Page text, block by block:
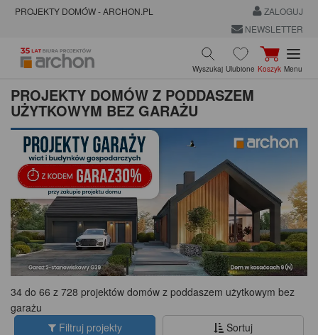
PROJEKTY DOMÓW - ARCHON.PL
ZALOGUJ
NEWSLETTER
Wyszukaj Ulubione Koszyk Menu
PROJEKTY DOMÓW Z PODDASZEM
UŻYTKOWYM BEZ GARAŻU
34 do 66 z 728 projektów domów z poddaszem użytkowym bez
garażu
Filtruj projekty
Sortuj